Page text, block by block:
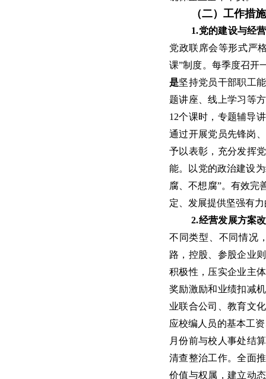
（二）工作措施
1.党的建设与经
党政联席会等形式严
课”制度。每季度召开
是坚持党员干部职工
题讲座、线上学习等
12个课时，专题辅导
通过开展党员先锋岗
予以表彰，充分发挥
能。以党的政治建设
腐、不想腐”。有效完
定、发展提供坚强有
2.经营发展方案
不同类型、不同情况
路，控股、参股企业
积极性，压实企业主
奖励激励和业绩扣减
业联合公司、教育文
应校编人员的基本工
月份前与校人事处结
清查整治工作。全面
价值与权属，建立动